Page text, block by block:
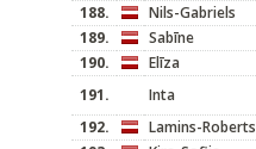
188.
Nils-Gabriels
189.
Sabīne
190.
Elīza
191.
Inta
192.
Lamins-Roberts